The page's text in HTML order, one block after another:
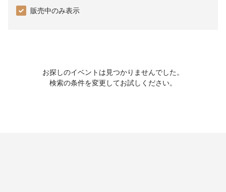
販売中のみ表示
お探しのイベントは見つかりませんでした。
検索の条件を変更してお試しください。